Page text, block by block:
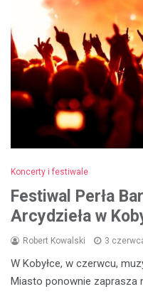
Koncerty i festiwale
Festiwal Perła
Arcydzieła w
Robert Kowalski 3
W Kobyłce, w czerwcu,
Miasto ponownie zaprasza